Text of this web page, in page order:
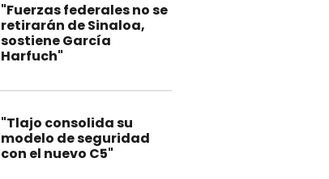
"Fuerzas federales no se
retirarán de Sinaloa,
sostiene García
Harfuch"
"Tlajo consolida su
modelo de seguridad
con el nuevo C5"